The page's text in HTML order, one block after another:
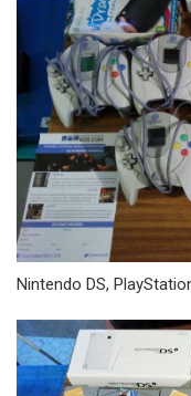
Nintendo DS,